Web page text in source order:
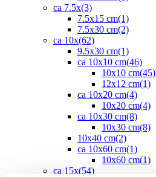
ca 7.5x(3)
7.5x15 cm(1)
7.5x30 cm(2)
ca 10x(62)
9.5x30 cm(1)
ca 10x10 cm(46)
10x10 cm(45)
12x12 cm(1)
ca 10x20 cm(4)
10x20 cm(4)
ca 10x30 cm(8)
10x30 cm(8)
10x40 cm(2)
ca 10x60 cm(1)
10x60 cm(1)
ca 15x(54)